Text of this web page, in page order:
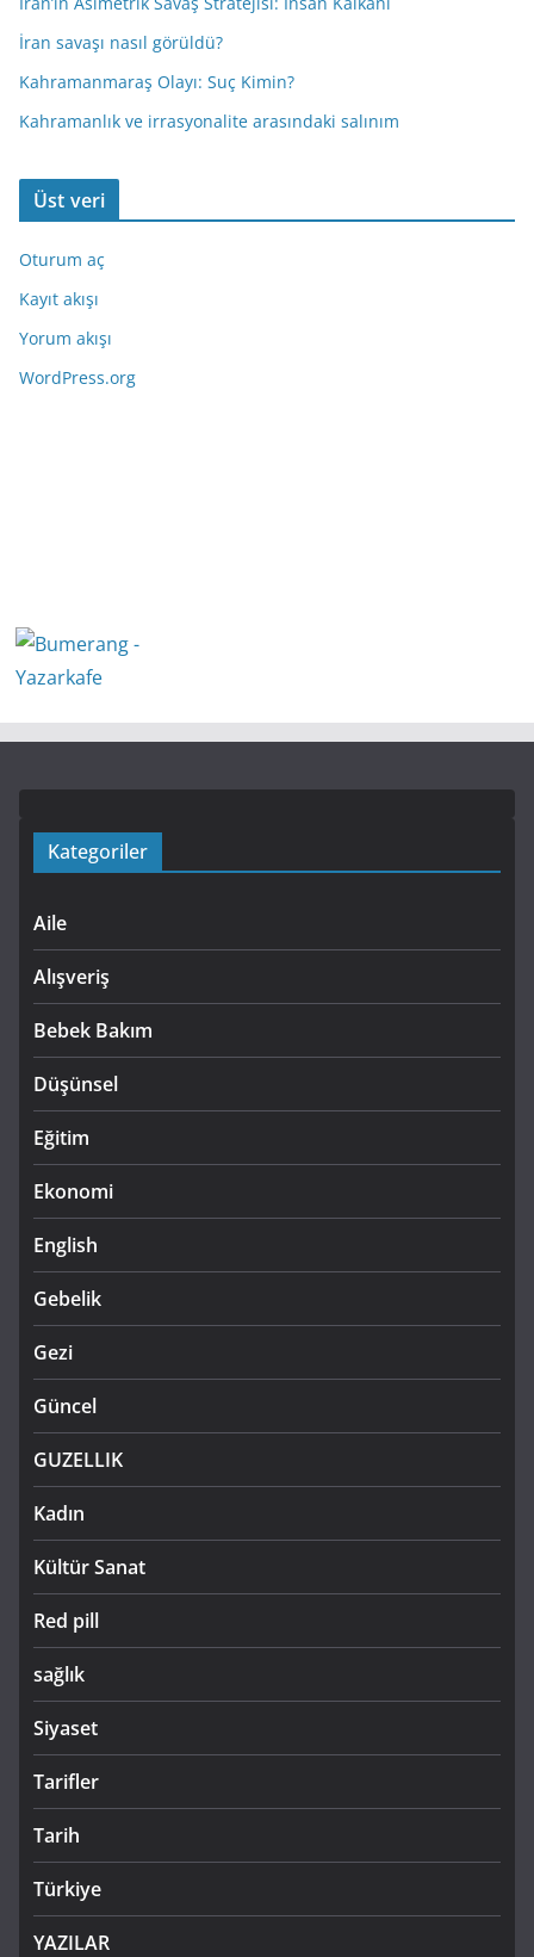
İran savaşı nasıl görüldü?
Kahramanmaraş Olayı: Suç Kimin?
Kahramanlık ve irrasyonalite arasındaki salınım
Üst veri
Oturum aç
Kayıt akışı
Yorum akışı
WordPress.org
Kategoriler
Aile
Alışveriş
Bebek Bakım
Düşünsel
Eğitim
Ekonomi
English
Gebelik
Gezi
Güncel
GUZELLIK
Kadın
Kültür Sanat
Red pill
sağlık
Siyaset
Tarifler
Tarih
Türkiye
YAZILAR